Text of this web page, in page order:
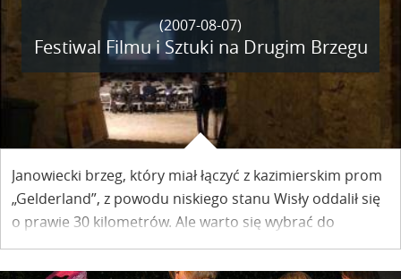
(2007-08-07)
Festiwal Filmu i Sztuki na Drugim Brzegu
Janowiecki brzeg, który miał łączyć z kazimierskim prom
„Gelderland”, z powodu niskiego stanu Wisły oddalił się
o prawie 30 kilometrów. Ale warto się wybrać do
Janowca, bo na zamku codziennie od 4 do 11 sierpnia w
ramach Festiwalu Filmu i Sztuki „Dwa Brzegi" odbywają